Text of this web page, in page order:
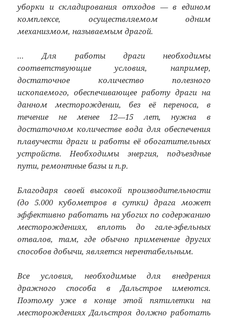
уборки и складирования отходов — в едином
комплексе, осуществляемом одним
механизмом, называемым драгой.
… Для работы драги необходимы
соответствующие условия, например,
достаточное количество полезного
ископаемого, обеспечивающее работу драги на
данном месторождении, без её переноса, в
течение не менее 12—15 лет, нужна в
достаточном количестве вода для обеспечения
плавучести драги и работы её обогатительных
устройств. Необходимы энергия, подъездные
пути, ремонтные базы и п.р.
Благодаря своей высокой производительности
(до 5.000 кубометров в сутки) драга может
эффективно работать на убогих по содержанию
месторождениях, вплоть до гале-эфельных
отвалов, там, где обычно применение других
способов добычи, является нерентабельным.
Все условия, необходимые для внедрения
дражного способа в Дальстрое имеются.
Поэтому уже в конце этой пятилетки на
месторождениях Дальстроя должно работать